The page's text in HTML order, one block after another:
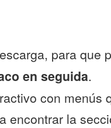
para que
en seguida.
con menús
encontrar la